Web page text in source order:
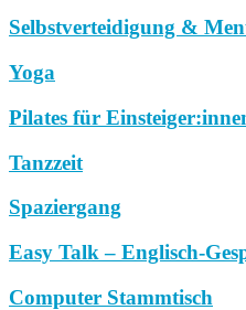
Selbstverteidigung &
Yoga
Pilates für
Tanzzeit
Spaziergang
Easy Talk – Englisch-
Computer Stammtisch